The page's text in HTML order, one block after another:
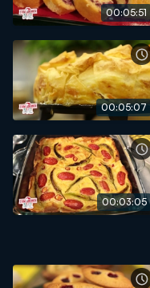
00:05:51
00:05:07
00:03:05